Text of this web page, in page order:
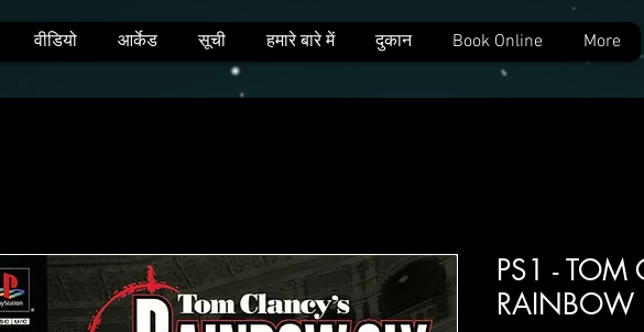
वीडियो आर्केड सूची हमारे बारे में दुकान Book Online More
PS1 - TOM
RAINBOW